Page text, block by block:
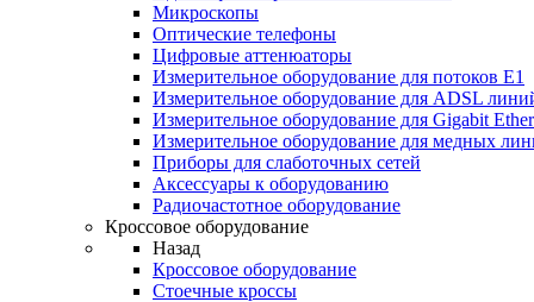
Микроскопы
Оптические телефоны
Цифровые аттенюаторы
Измерительное оборудование для потоков Е1
Измерительное оборудование для ADSL
Измерительное оборудование для Gigabit
Измерительное оборудование для медных
Приборы для слаботочных сетей
Аксессуары к оборудованию
Радиочастотное оборудование
Кроссовое оборудование
Назад
Кроссовое оборудование
Стоечные кроссы